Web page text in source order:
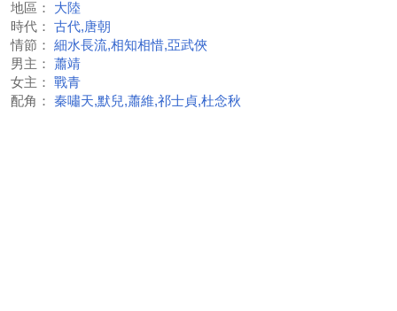
地區：
大陸
時代：
古代,唐朝
情節：
細水長流,相知相惜,亞武俠
男主：
蕭靖
女主：
戰青
配角：
秦嘯天,默兒,蕭維,祁士貞,杜念秋